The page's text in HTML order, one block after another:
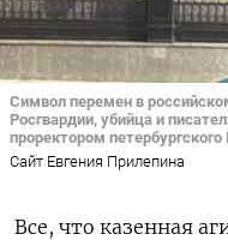
Символ перемен в
Росгвардии, убийца и
проректором петербургского
Сайт Евгения Прилепина
Все, что казенная